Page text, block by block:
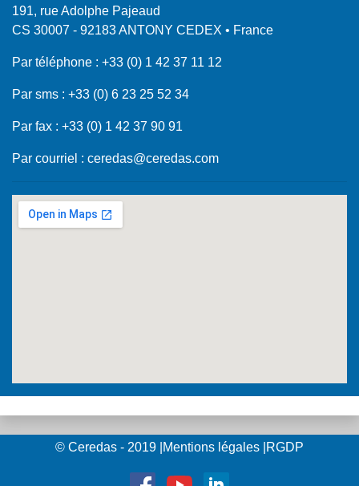
191, rue Adolphe Pajeaud
CS 30007 - 92183 ANTONY CEDEX • France
Par téléphone : +33 (0) 1 42 37 11 12
Par sms : +33 (0) 6 23 25 52 34
Par fax : +33 (0) 1 42 37 90 91
Par courriel : ceredas@ceredas.com
© Ceredas - 2019 Mentions légales RGDP